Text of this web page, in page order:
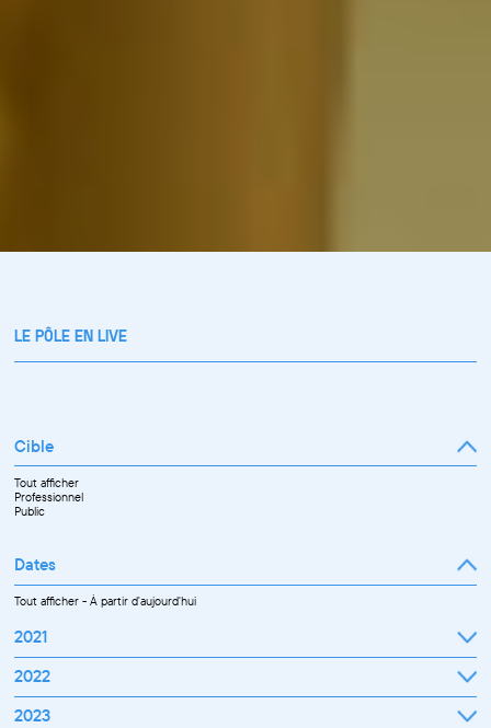
LE PÔLE EN LIVE
Cible
Tout afficher
Professionnel
Public
Dates
Tout afficher-À partir d'aujourd'hui
2021
Septembre
Novembre
Décembre
2022
Janvier
2023